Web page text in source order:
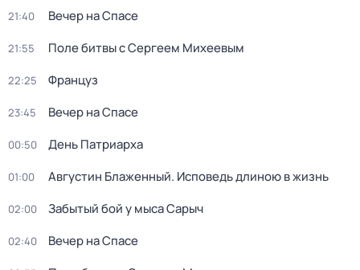
21:40 Вечер на Спасе
21:55 Поле битвы с Сергеем Михеевым
22:25 Француз
23:45 Вечер на Спасе
00:50 День Патриарха
01:00 Августин Блаженный. Исповедь длиною в жизнь
02:00 Забытый бой у мыса Сарыч
02:40 Вечер на Спасе